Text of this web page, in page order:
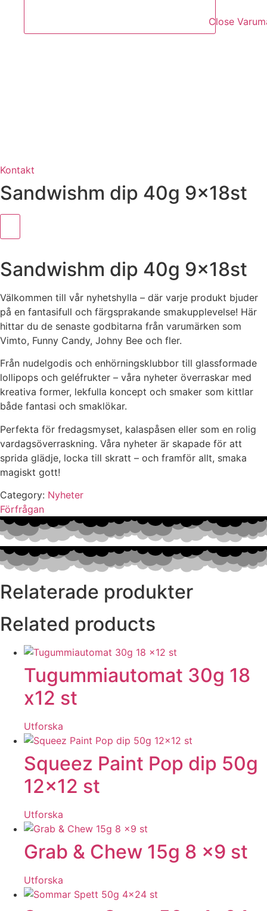
Close
Kontakt
Sandwishm dip 40g 9x18st
Sandwishm dip 40g 9x18st
Välkommen till vår nyhetshylla – där varje produkt bjuder
på en fantasifull och färgsprakande smakupplevelse! Här
hittar du de senaste godbitarna från varumärken som
Vimto, Funny Candy, Johny Bee och fler.
Från nudelgodis och enhörningsklubbor till glassformade
lollipops och geléfrukter – våra nyheter överraskar med
kreativa former, lekfulla koncept och smaker som kittlar
både fantasi och smaklökar.
Perfekta för fredagsmyset, kalaspåsen eller som en rolig
vardagsöverraskning. Våra nyheter är skapade för att
sprida glädje, locka till skratt – och framför allt, smaka
magiskt gott!
Category: Nyheter
Förfrågan
Relaterade produkter
Related products
Tugummiautomat 30g 18
x12 st
Utforska
Squeez Paint Pop dip 50g
12×12 st
Utforska
Grab & Chew 15g 8 x9 st
Utforska